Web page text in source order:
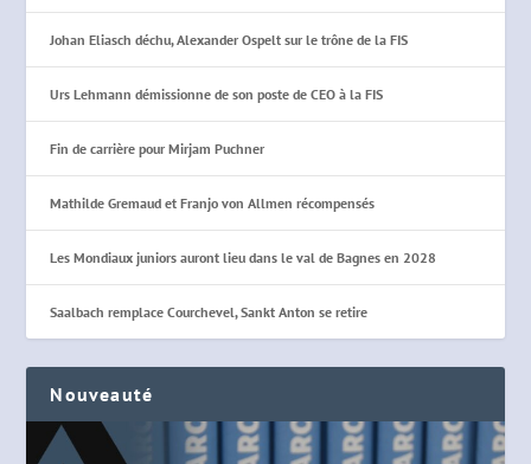
Johan Eliasch déchu, Alexander Ospelt sur le trône de la FIS
Urs Lehmann démissionne de son poste de CEO à la FIS
Fin de carrière pour Mirjam Puchner
Mathilde Gremaud et Franjo von Allmen récompensés
Les Mondiaux juniors auront lieu dans le val de Bagnes en 2028
Saalbach remplace Courchevel, Sankt Anton se retire
Nouveauté